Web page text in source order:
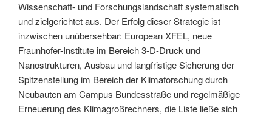
Wissenschaft- und Forschungslandschaft systematisch
und zielgerichtet aus. Der Erfolg dieser Strategie ist
inzwischen unübersehbar: European XFEL, neue
Fraunhofer-Institute im Bereich 3-D-Druck und
Nanostrukturen, Ausbau und langfristige Sicherung der
Spitzenstellung im Bereich der Klimaforschung durch
Neubauten am Campus Bundesstraße und regelmäßige
Erneuerung des Klimagroßrechners, die Liste ließe sich